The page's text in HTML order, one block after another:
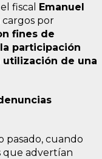
fiscal Emanuel
por
fines de
participación
utilización de una
pasado, cuando
que advertían